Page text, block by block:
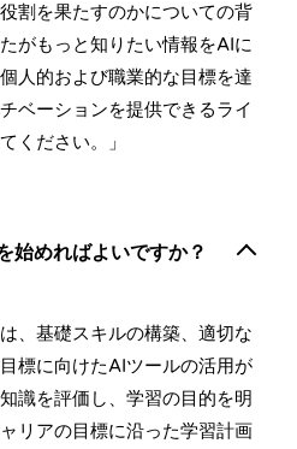
割を果たすのかについての背
がもっと知りたい情報をAIに
人的および職業的な目標を達
ベーションを提供できるライ
ください。」
始めればよいですか？
、基礎スキルの構築、適切な
標に向けたAIツールの活用が
識を評価し、学習の目的を明
リアの目標に沿った学習計画